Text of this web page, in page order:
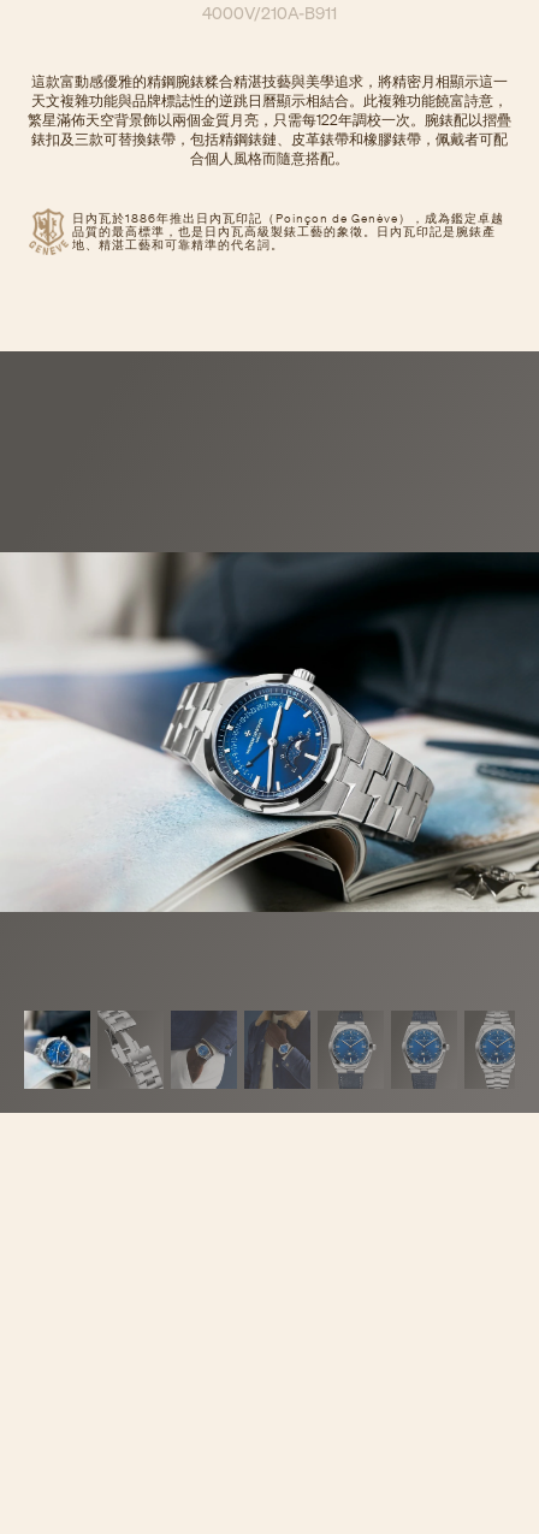
4000V/210A-B911
日內瓦於1886年推出日內瓦印記（Poinçon de Genève），成為鑑定卓越
品質的最高標準，也是日內瓦高級製錶工藝的象徵。日內瓦印記是腕錶產
地、精湛工藝和可靠精準的代名詞。
這款富動感優雅的精鋼腕錶糅合精湛技藝與美學追求，將精密月相顯示這一
天文複雜功能與品牌標誌性的逆跳日曆顯示相結合。此複雜功能饒富詩意，
繁星滿佈天空背景飾以兩個金質月亮，只需每122年調校一次。腕錶配以摺疊
錶扣及三款可替換錶帶，包括精鋼錶鏈、皮革錶帶和橡膠錶帶，佩戴者可配
合個人風格而隨意搭配。